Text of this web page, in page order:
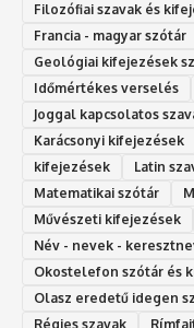
Filozófiai szavak és
Francia - magyar szótár
Geológiai kifejezések
Időmértékes verselés
Joggal kapcsolatos
Karácsonyi kifejezések
kifejezések
Latin
Matematikai szótár
Művészeti kifejezések
Név - nevek -
Okostelefon szótár és
Olasz eredetű idegen
Régies szavak